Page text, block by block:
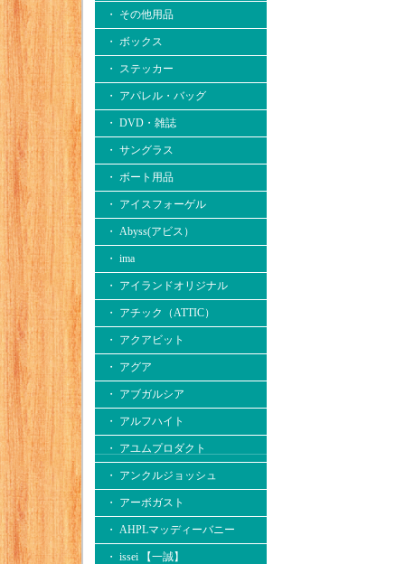
・ その他用品
・ ボックス
・ ステッカー
・ アパレル・バッグ
・ DVD・雑誌
・ サングラス
・ ボート用品
・ アイスフォーゲル
・ Abyss(アビス）
・ ima
・ アイランドオリジナル
・ アチック（ATTIC）
・ アクアビット
・ アグア
・ アブガルシア
・ アルフハイト
・ アユムプロダクト
・ アンクルジョッシュ
・ アーボガスト
・ AHPLマッディーバニー
・ issei 【一誠】